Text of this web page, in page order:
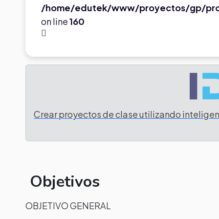
/home/edutek/www/proyectos/gp/
on line160
Crear proyectos de clase utilizando
Objetivos
OBJETIVO GENERAL